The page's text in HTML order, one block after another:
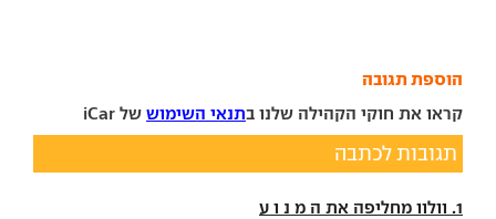
הוספת תגובה
קראו את חוקי הקהילה שלנו בתנאי השימוש של iCar
תגובות לכתבה
1. וולוו מחליפה את ה מ נ ו ע